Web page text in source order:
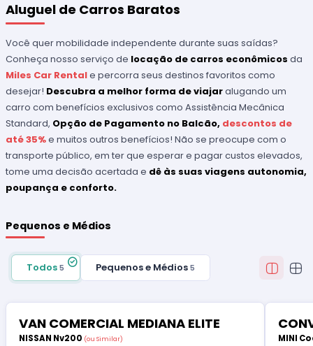
Aluguel de Carros Baratos
Você quer mobilidade independente durante suas saídas?
Conheça nosso serviço de locação de carros econômicos da
Miles Car Rentale percorra seus destinos favoritos como
desejar! Descubra a melhor forma de viajaralugando um
carro com benefícios exclusivos como Assistência Mecânica
Standard, Opção de Pagamento no Balcão, descontos de
até 35%e muitos outros benefícios! Não se preocupe com o
transporte público, em ter que esperar e pagar custos elevados,
tome uma decisão acertada e dê às suas viagens autonomia,
poupança e conforto.
Pequenos e Médios
Todos5 Pequenos e Médios 5
VAN COMERCIAL MEDIANA ELITE
NISSAN Nv200 (ou Similar) MINI